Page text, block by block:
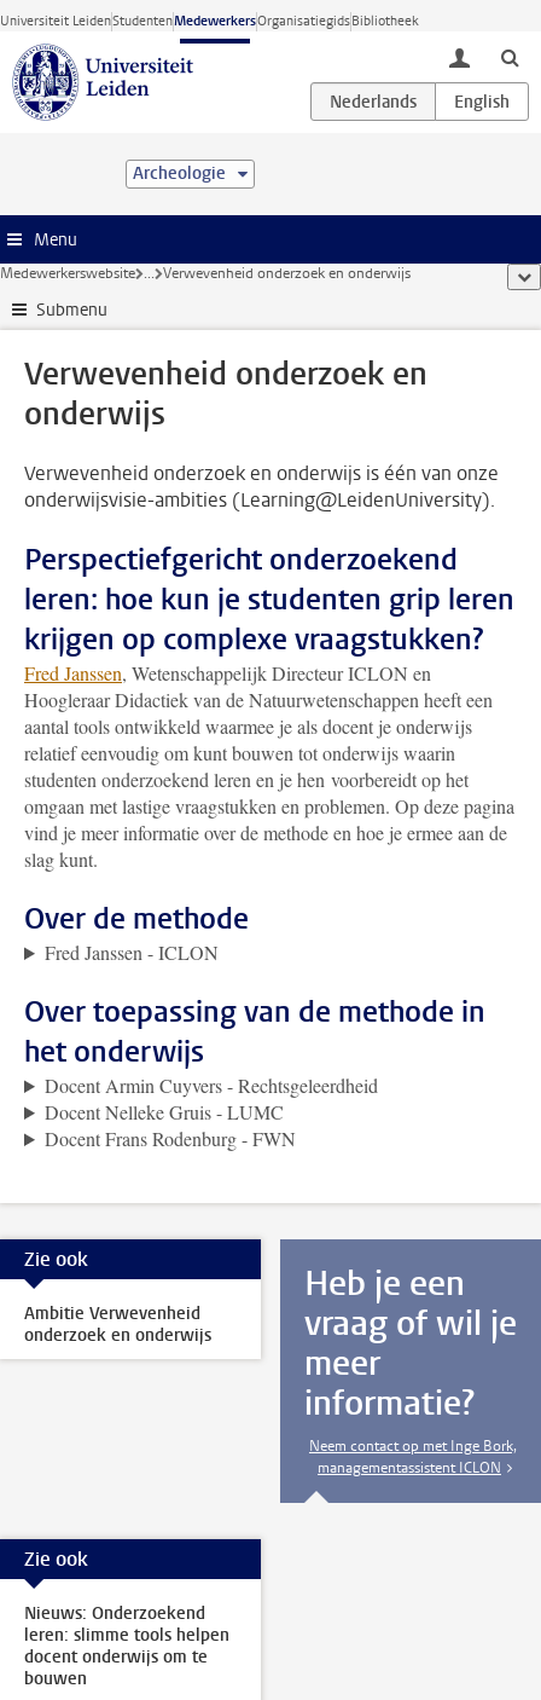
Ga direct naar de inhoud
Universiteit LeidenStudentenMedewerkersOrganisatiegidsBibliotheek
toggle
Archeologie
Menu
Medewerkerswebsite ... Verwevenheid onderzoek en onderwijs
Submenu
Verwevenheid onderzoek en
onderwijs
Verwevenheid onderzoek en onderwijs is één van onze
onderwijsvisie-ambities (Learning@LeidenUniversity).
Perspectiefgericht onderzoekend
leren: hoe kun je studenten grip leren
krijgen op complexe vraagstukken?
Fred Janssen, Wetenschappelijk Directeur ICLON en
Hoogleraar Didactiek van de Natuurwetenschappen heeft een
aantal tools ontwikkeld waarmee je als docent je onderwijs
relatief eenvoudig om kunt bouwen tot onderwijs waarin
studenten onderzoekend leren en je hen voorbereidt op het
omgaan met lastige vraagstukken en problemen. Op deze pagina
vind je meer informatie over de methode en hoe je ermee aan de
slag kunt.
Over de methode
Fred Janssen - ICLON
Over toepassing van de methode in
het onderwijs
Docent Armin Cuyvers - Rechtsgeleerdheid
Docent Nelleke Gruis - LUMC
Docent Frans Rodenburg - FWN
Zie ook
Ambitie Verwevenheid
onderzoek en onderwijs
Heb je een
vraag of wil je
meer
informatie?
Neem contact op met Inge Bork,
managementassistent ICLON
Zie ook
Nieuws: Onderzoekend
leren: slimme tools helpen
docent onderwijs om te
bouwen